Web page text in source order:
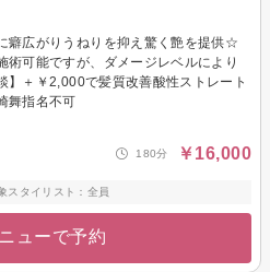
癖広がりうねりを抑え驚く艶を提供☆
術可能ですが、ダメージレベルにより
】＋￥2,000で髪質改善酸性ストレート
舞指名不可
180分 ￥16,000
スタイリスト：全員
ューで予約